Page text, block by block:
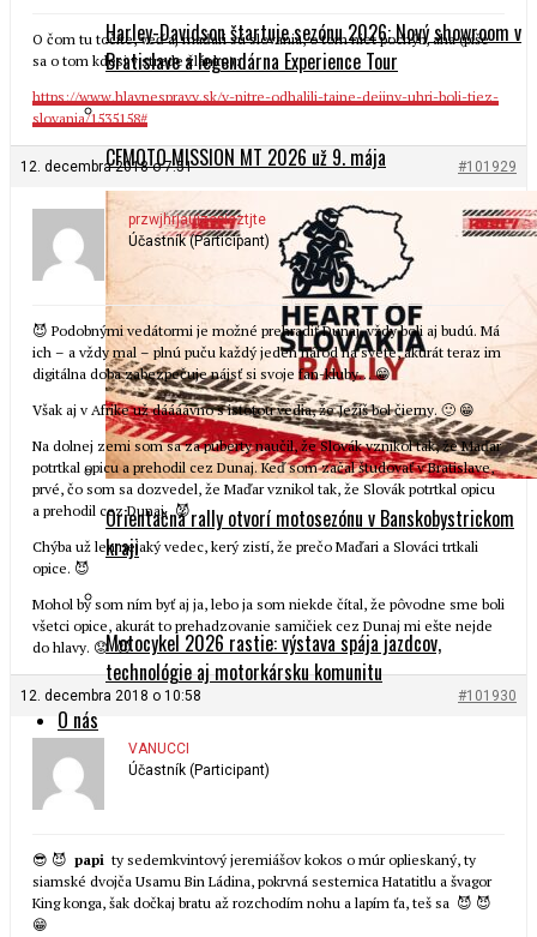
Harley-Davidson štartuje sezónu 2026: Nový showroom v
Bratislave a legendárna Experience Tour
CFMOTO MISSION MT 2026 už 9. mája
Orientačná rally otvorí motosezónu v Banskobystrickom
kraji
Motocykel 2026 rastie: výstava spája jazdcov,
technológie aj motorkársku komunitu
O nás
O čom tu točíte, veď aj maďari sú slovania, o tom niet pochýb, aha (píše
sa o tom kdesi v strede článku):
https://www.hlavnespravy.sk/v-nitre-odhalili-tajne-dejiny-uhri-boli-tiez-
slovania/1535158#
12. decembra 2018 o 7:51 #101929
przwjhrjaujzepieztjte
Účastník (Participant)
😈 Podobnými vedátormi je možné prehradiť Dunaj, vždy boli aj budú. Má
ich – a vždy mal – plnú puču každý jeden národ na svete, akurát teraz im
digitálna doba zabezpečuje nájsť si svoje fan-kluby… 😁
Však aj v Afrike už dáááávno s istotou vedia, že Ježíš bol čierny. 🙂 😁
Na dolnej zemi som sa za puberty naučil, že Slovák vznikol tak, že Maďar
potrtkal opicu a prehodil cez Dunaj. Keď som začal študovať v Bratislave,
prvé, čo som sa dozvedel, že Maďar vznikol tak, že Slovák potrtkal opicu
a prehodil cez Dunaj. 😈
Chýba už len nejaký vedec, kerý zistí, že prečo Maďari a Slováci trtkali
opice. 😈
Mohol by som ním byť aj ja, lebo ja som niekde čítal, že pôvodne sme boli
všetci opice, akurát to prehadzovanie samičiek cez Dunaj mi ešte nejde
do hlavy. 😟 😈
12. decembra 2018 o 10:58 #101930
VANUCCI
Účastník (Participant)
😎 😈 papi ty sedemkvintový jeremiášov kokos o múr oplieskaný, ty
siamské dvojča Usamu Bin Ládina, pokrvná sesternica Hatatitlu a švagor
King konga, šak dočkaj bratu až rozchodím nohu a lapím ťa, teš sa 😈 😈
😁